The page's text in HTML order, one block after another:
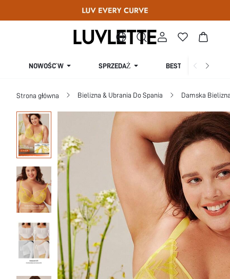
NOWOŚĆ W SPRZEDAŻ BESTSELLERY
Strona główna Bielizna & Ubrania Do Spania Damska